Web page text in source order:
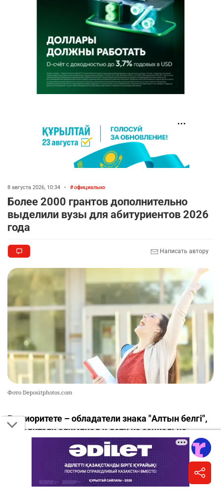
8 августа 2026, 10:34 • официально
Более 2000 грантов дополнительно
выделили вузы для абитуриентов 2026
года
Написать автору
Фото Depositphotos.com
В приоритете – обладатели знака "Алтын белгі",
победители олимпиад и дети из социально
уязвимых категорий семей.
Помимо государственных образовательных
грантов, выделяемых за счет республиканского